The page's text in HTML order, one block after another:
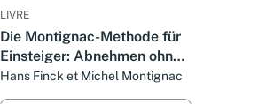
LIVRE
Die Montignac-Methode für
Einsteiger: Abnehmen ohne
zu hungern. Schlank und fit
für immer. Mit Sonderteil: So
Hans Finck et Michel Montignac